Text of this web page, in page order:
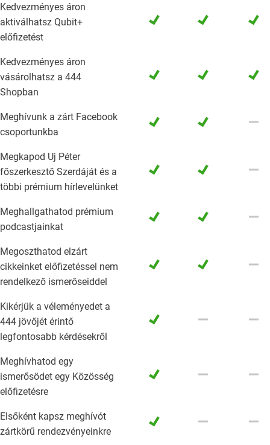
Kedvezményes áron
aktiválhatsz Qubit+
előfizetést
done done done
Kedvezményes áron
vásárolhatsz a 444
Shopban
done done done
Meghívunk a zárt Facebook
csoportunkba
done done remove
Megkapod Uj Péter
főszerkesztő Szerdáját és a
többi prémium hírlevelünket
done done remove
Meghallgathatod prémium
podcastjainkat
done done remove
Megoszthatod elzárt
cikkeinket előfizetéssel nem
rendelkező ismerőseiddel
done done remove
Kikérjük a véleményedet a
444 jövőjét érintő
legfontosabb kérdésekről
done remove remove
Meghívhatod egy
ismerősödet egy Közösség
előfizetésre
done remove remove
Elsőként kapsz meghívót
zártkörű rendezvényeinkre
done remove remove